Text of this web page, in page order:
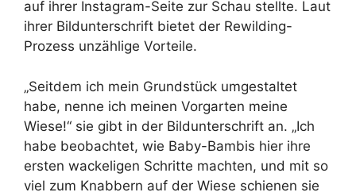
auf ihrer Instagram-Seite zur Schau stellte. Laut
ihrer Bildunterschrift bietet der Rewilding-
Prozess unzählige Vorteile.
„Seitdem ich mein Grundstück umgestaltet
habe, nenne ich meinen Vorgarten meine
Wiese!“ sie gibt in der Bildunterschrift an. „Ich
habe beobachtet, wie Baby-Bambis hier ihre
ersten wackeligen Schritte machten, und mit so
viel zum Knabbern auf der Wiese schienen sie